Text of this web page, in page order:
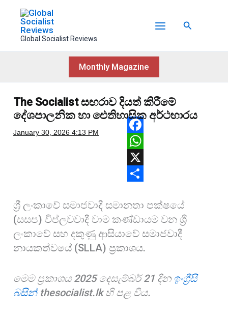
contentGlobal Socialist Reviews
Search
Monthly Magazine
The Socialist සඟරාව දියත් කිරීමේ
දේශපාලනික හා ඓතිහාසික අර්ථභාරය
January 30, 2026 4:13 PM
F
a
c
b
o
o
k
W
h
t
s
A
p
p
X
h
a
r
e
ශ්‍රී ලංකාවේ සමාජවාදී සමානතා පක්ෂයේ
(සසප) විප්ලවවාදී වාම කණ්ඩායම වන ශ්‍රී
ලංකාවේ සහ දකුණු ආසියාවේ සමාජවාදී
නායකත්වයේ (SLLA) ප්‍රකාශය.
මෙම ප්‍රකාශය 2025 දෙසැම්බර් 21 දින ඉංග්‍රීසි
බසින් thesocialist.lkහි පළ විය.